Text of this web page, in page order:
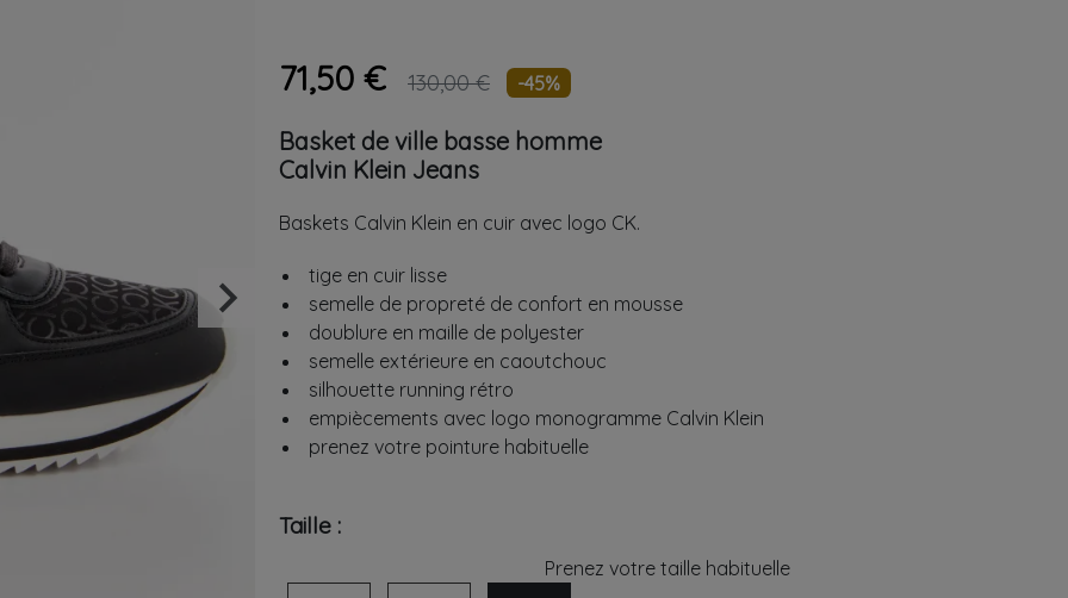
Suivant
keyboard_arrow_right
71,50 € 130,00 € -45%
Basket de ville basse homme
Calvin Klein Jeans
Baskets Calvin Klein en cuir avec logo CK.
tige en cuir lisse
semelle de propreté de confort en mousse
doublure en maille de polyester
semelle extérieure en caoutchouc
silhouette running rétro
empiècements avec logo monogramme Calvin Klein
prenez votre pointure habituelle
Taille :
Prenez votre taille habituelle